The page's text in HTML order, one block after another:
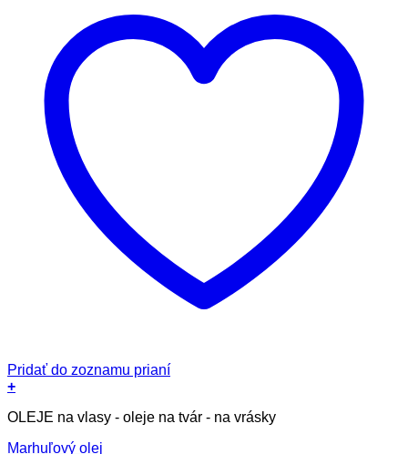
Pridať do zoznamu prianí
+
OLEJE na vlasy - oleje na tvár - na vrásky
Marhuľový olej